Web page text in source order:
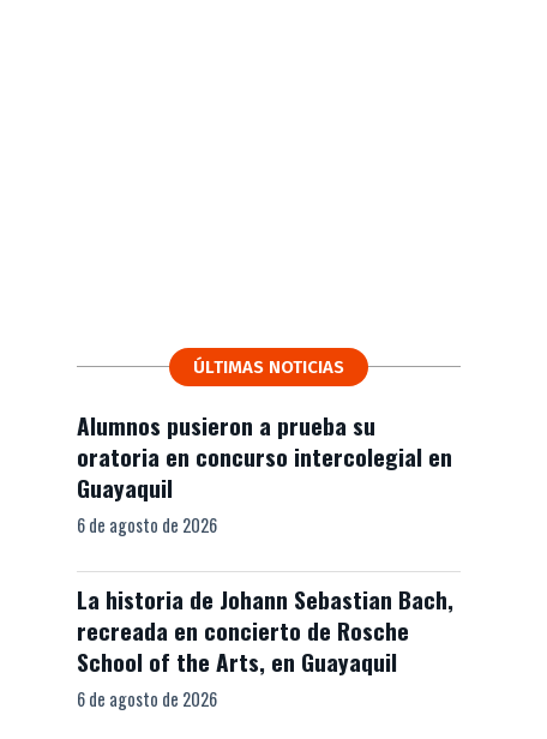
ÚLTIMAS NOTICIAS
Alumnos pusieron a prueba su
oratoria en concurso intercolegial en
Guayaquil
6 de agosto de 2026
La historia de Johann Sebastian Bach,
recreada en concierto de Rosche
School of the Arts, en Guayaquil
6 de agosto de 2026